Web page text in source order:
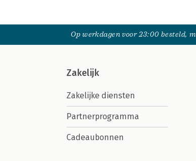
Op werkdagen voor 23:00 besteld,
Zakelijk
Zakelijke diensten
Partnerprogramma
Cadeaubonnen